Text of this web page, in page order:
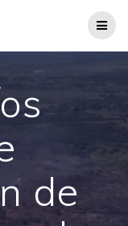
de